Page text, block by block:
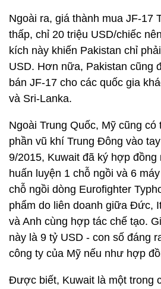
Ngoài ra, giá thành mua JF-17
thấp, chỉ 20 triệu USD/chiếc
kích này khiến Pakistan chỉ
USD. Hơn nữa, Pakistan cũng
bán JF-17 cho các quốc gia
và Sri-Lanka.
Ngoài Trung Quốc, Mỹ cũng có
phần vũ khí Trung Đông vào
9/2015, Kuwait đã ký hợp đồng
huấn luyện 1 chỗ ngồi và 6
chỗ ngồi dòng Eurofighter
phẩm do liên doanh giữa Đức,
và Anh cùng hợp tác chế tạo.
này là 9 tỷ USD - con số đáng
công ty của Mỹ nếu như hợp
Được biết, Kuwait là một trong